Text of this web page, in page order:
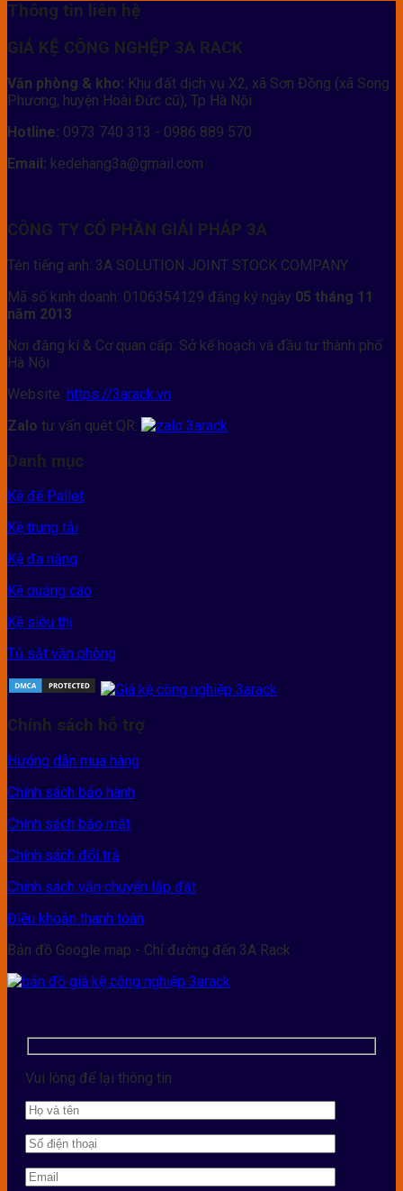
Thông tin liên hệ
GIÁ KỆ CÔNG NGHỆP 3A RACK
Văn phòng & kho: Khu đất dịch vụ X2, xã Sơn Đồng (xã Song
Phương, huyện Hoài Đức cũ), Tp Hà Nội
Hotline: 0973 740 313 - 0986 889 570
Email: kedehang3a@gmail.com
CÔNG TY CỔ PHẦN GIẢI PHÁP 3A
Tên tiếng anh: 3A SOLUTION JOINT STOCK COMPANY
Mã số kinh doanh: 0106354129 đăng ký ngày 05 tháng 11
năm 2013
Nơi đăng kí & Cơ quan cấp: Sở kế hoạch và đầu tư thành phố
Hà Nội
Website: https://3arack.vn
Zalo tư vấn quét QR:
Danh mục
Kệ để Pallet
Kệ trung tải
Kệ đa năng
Kệ quảng cáo
Kệ siêu thị
Tủ sắt văn phòng
Chính sách hỗ trợ
Hướng dẫn mua hàng
Chính sách bảo hành
Chính sách bảo mật
Chính sách đổi trả
Chính sách vận chuyển lắp đặt
Điều khoản thanh toán
Bản đồ Google map - Chỉ đường đến 3A Rack
Vui lòng để lại thông tin